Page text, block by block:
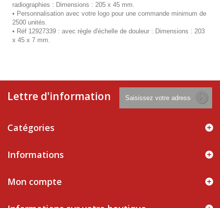
radiographies : Dimensions : 205 x 45 mm.
• Personnalisation avec votre logo pour une commande minimum de
2500 unités.
• Réf 12927339 : avec règle d'échelle de douleur : Dimensions : 203
x 45 x 7 mm.
Lettre d'information
Catégories
Informations
Mon compte